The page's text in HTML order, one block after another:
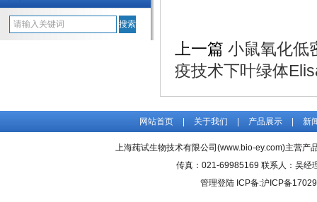
上一篇 小鼠氧化低
疫技术下叶绿体
网站首页 关于我们 产品展示 新
上海莼试生物技术有限公司(www.bio-ey.com)主营产
传真：021-69985169 联系人：吴经
管理登陆 ICP备:沪ICP备